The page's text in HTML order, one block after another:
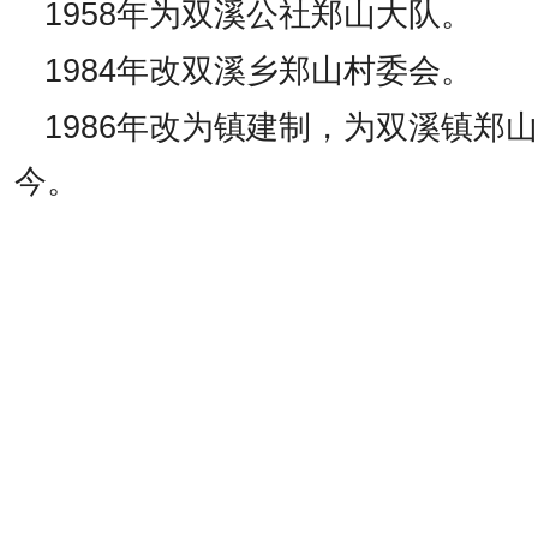
1958年为双溪公社郑山大队。
1984年改双溪乡郑山村委会。
1986年改为镇建制，为双溪镇郑
今。